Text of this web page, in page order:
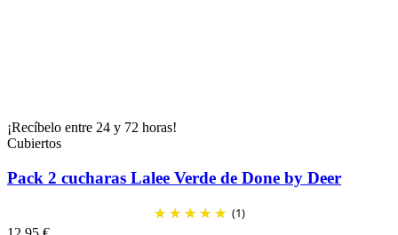
¡Recíbelo entre 24 y 72 horas!
Cubiertos
Pack 2 cucharas Lalee Verde de Done by Deer
(1)